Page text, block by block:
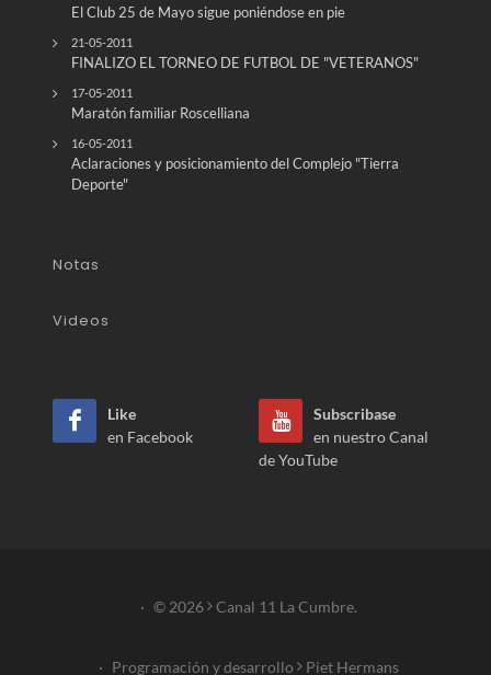
El Club 25 de Mayo sigue poniéndose en pie
21-05-2011
FINALIZO EL TORNEO DE FUTBOL DE "VETERANOS"
17-05-2011
Maratón familiar Roscelliana
16-05-2011
Aclaraciones y posicionamiento del Complejo "Tierra
Deporte"
Notas
Videos
Like
en Facebook
Subscribase
en nuestro Canal
de YouTube
· © 2026 Canal 11 La Cumbre.
· Programación y desarrollo Piet Hermans